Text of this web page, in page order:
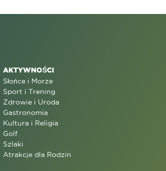
AKTYWNOŚCI
Słońce i Morze
Sport i Trening
Zdrowie i Uroda
Gastronomia
Kultura i Religia
Golf
Szlaki
Atrakcje dla Rodzin